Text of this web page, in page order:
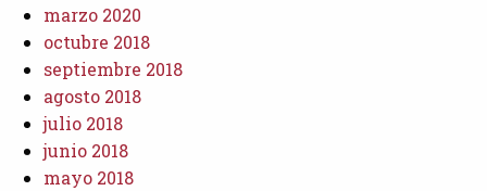
marzo 2020
octubre 2018
septiembre 2018
agosto 2018
julio 2018
junio 2018
mayo 2018